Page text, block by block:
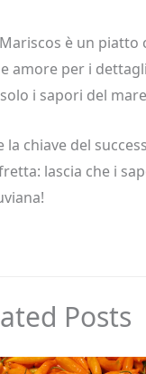
è un
amore per i
i sapori del
la chiave del
lascia che i
Posts